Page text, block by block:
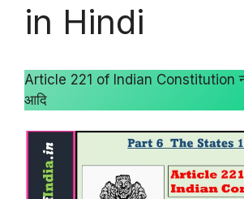
in Hindi
Article 221 of Indian Constitution
आदि